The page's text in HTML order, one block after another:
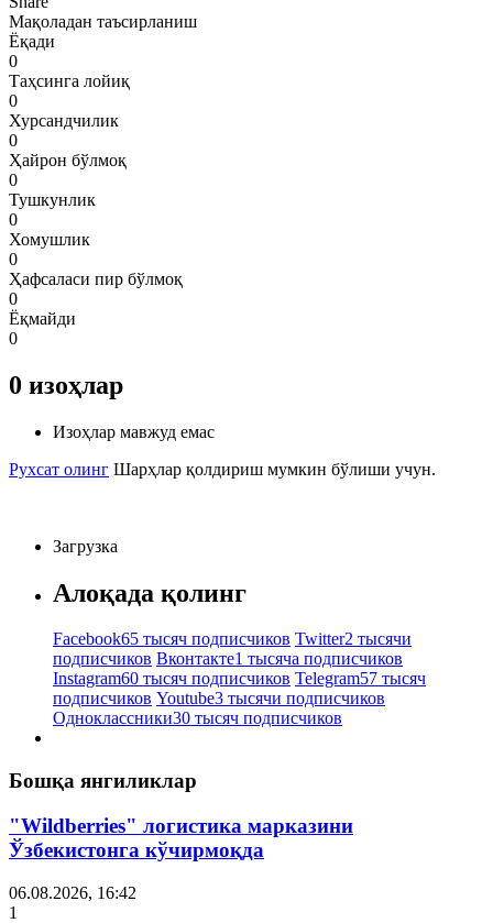
Мақоладан таъсирланиш
Ёқади
0
Таҳсинга лойиқ
0
Хурсандчилик
0
Ҳайрон бўлмоқ
0
Тушкунлик
0
Хомушлик
0
Ҳафсаласи пир бўлмоқ
0
Ёқмайди
0
0 изоҳлар
Изоҳлар мавжуд емас
Рухсат олинг Шарҳлар қолдириш мумкин бўлиши учун.
Загрузка
Алоқада қолинг
Facebook65 тысяч подписчиков Twitter2 тысячи
подписчиков Вконтакте1 тысяча подписчиков
Instagram60 тысяч подписчиков Telegram57 тысяч
подписчиков Youtube3 тысячи подписчиков
Одноклассники30 тысяч подписчиков
Бошқа янгиликлар
"Wildberries" логистика марказини
Ўзбекистонга кўчирмоқда
06.08.2026, 16:42
1